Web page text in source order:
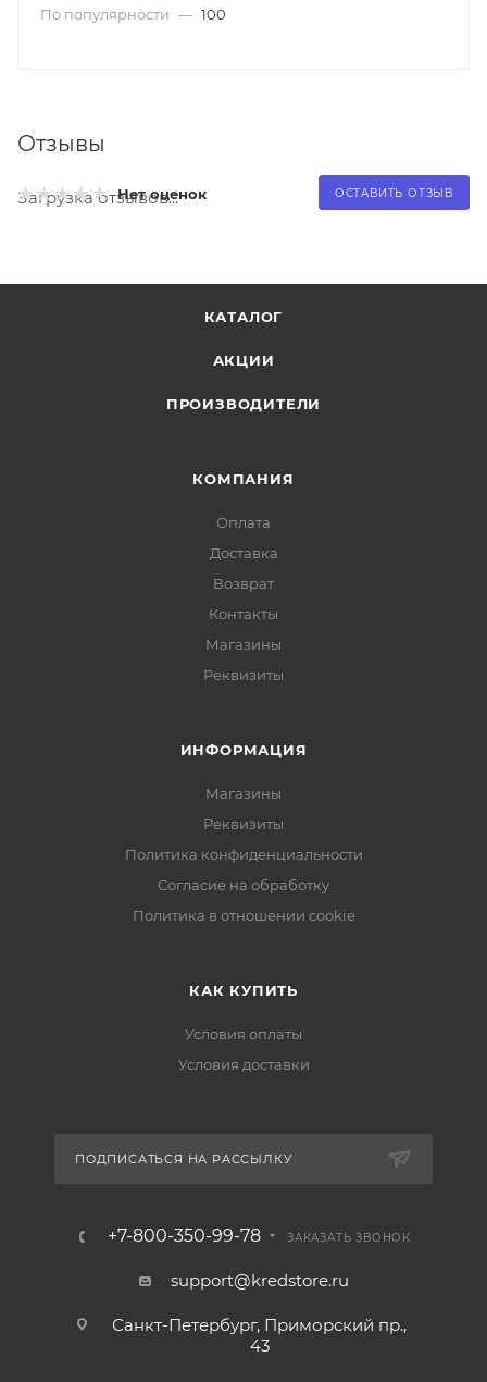
По популярности — 100
Отзывы
Нет оценок ОСТАВИТЬ ОТЗЫВ
Загрузка отзывов...
КАТАЛОГ
АКЦИИ
ПРОИЗВОДИТЕЛИ
КОМПАНИЯ
Оплата
Доставка
Возврат
Контакты
Магазины
Реквизиты
ИНФОРМАЦИЯ
Магазины
Реквизиты
Политика конфиденциальности
Согласие на обработку
Политика в отношении cookie
КАК КУПИТЬ
Условия оплаты
Условия доставки
ПОДПИСАТЬСЯ НА РАССЫЛКУ
+7-800-350-99-78 ЗАКАЗАТЬ ЗВОНОК
support@kredstore.ru
Санкт-Петербург, Приморский пр.,
43